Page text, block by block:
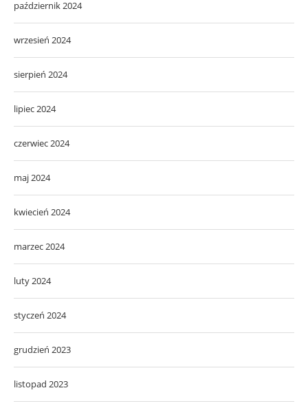
październik 2024
wrzesień 2024
sierpień 2024
lipiec 2024
czerwiec 2024
maj 2024
kwiecień 2024
marzec 2024
luty 2024
styczeń 2024
grudzień 2023
listopad 2023